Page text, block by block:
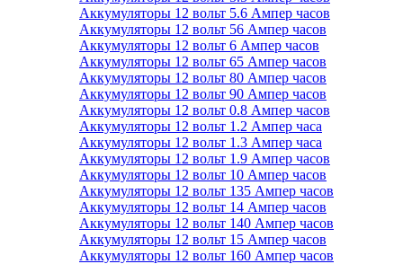
Аккумуляторы 12 вольт 5.6 Ампер часов
Аккумуляторы 12 вольт 56 Ампер часов
Аккумуляторы 12 вольт 6 Ампер часов
Аккумуляторы 12 вольт 65 Ампер часов
Аккумуляторы 12 вольт 80 Ампер часов
Аккумуляторы 12 вольт 90 Ампер часов
Аккумуляторы 12 вольт 0.8 Ампер часов
Аккумуляторы 12 вольт 1.2 Ампер часа
Аккумуляторы 12 вольт 1.3 Ампер часа
Аккумуляторы 12 вольт 1.9 Ампер часов
Аккумуляторы 12 вольт 10 Ампер часов
Аккумуляторы 12 вольт 135 Ампер часов
Аккумуляторы 12 вольт 14 Ампер часов
Аккумуляторы 12 вольт 140 Ампер часов
Аккумуляторы 12 вольт 15 Ампер часов
Аккумуляторы 12 вольт 160 Ампер часов